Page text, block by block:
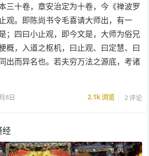
三十卷，章安治定为十卷，今《禅波罗
观。即陈尚书令毛喜请大师出，有一
；四曰小止观，即今文是，大师为俗兄
概，入道之枢机，曰止观、曰定慧、曰
出而异名也。若夫穷万法之源底，考诸
8日 2.1k浏览 2 评论
经